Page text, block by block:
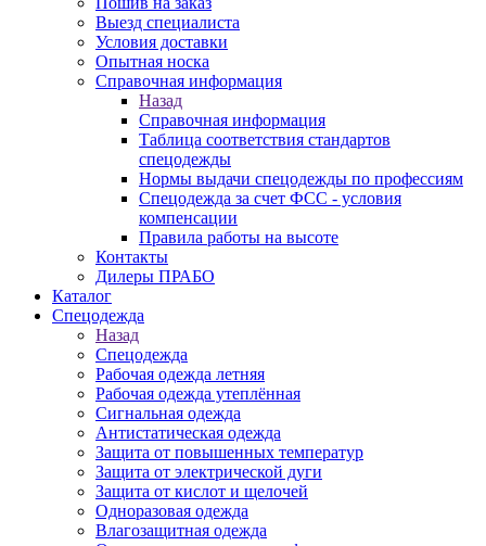
Выезд специалиста
Условия доставки
Опытная носка
Справочная информация
Назад
Справочная информация
Таблица соответствия стандартов
спецодежды
Нормы выдачи спецодежды по профессиям
Спецодежда за счет ФСС - условия
компенсации
Правила работы на высоте
Контакты
Дилеры ПРАБО
Каталог
Спецодежда
Назад
Спецодежда
Рабочая одежда летняя
Рабочая одежда утеплённая
Сигнальная одежда
Антистатическая одежда
Защита от повышенных температур
Защита от электрической дуги
Защита от кислот и щелочей
Одноразовая одежда
Влагозащитная одежда